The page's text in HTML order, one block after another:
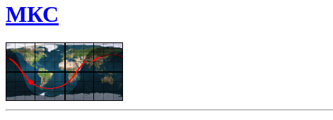
МКС